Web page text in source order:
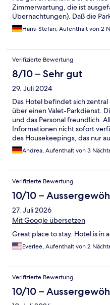
Zimmerwartung, die ist
Übernachtungen). Daß die
bekannt. Die Einrichtung der
Hotel wieder buchen und
Hans-Stefan, Aufenthalt von 2
Verifizierte Bewertung
8/10 – Sehr gut
29. Juli 2024
Das Hotel befindet sich
über einen Valet-Parkdienst.
und das Personal freundlich.
Informationen nicht sofort
des Housekeepings, das nur
Service war manchmal nicht
unterbesetzt. Das Zimmer war
Umgebung zu Fuß erreichbar.
obwohl es einige Obdachlose
hoteleigene Café-Restaurant
Frühstück dort war
langsam. Abgesehen davon
Andrea, Aufenthalt von 3
Verifizierte Bewertung
10/10 –
27. Juli 2026
Mit Google übersetzen
Great place to stay. Hotel is in
Everlee, Aufenthalt von 2
Verifizierte Bewertung
10/10 –